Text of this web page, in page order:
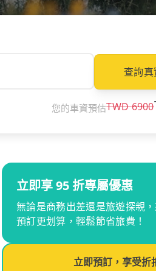
查詢
您的車資預估TWD6900
立即享 95 折專屬優惠
無論是商務出差還是旅遊探親
預訂更划算，輕鬆節省旅費！
立即預訂，享受折